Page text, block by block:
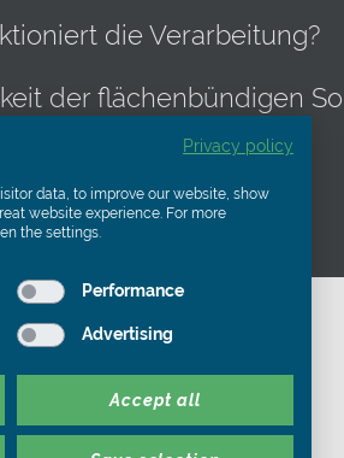
die Verarbeitung?
der flächenbündigen
aus der Praxis
Privacy policy
data, to improve our website, show
website experience. For more
the settings.
Performance
Advertising
Accept all